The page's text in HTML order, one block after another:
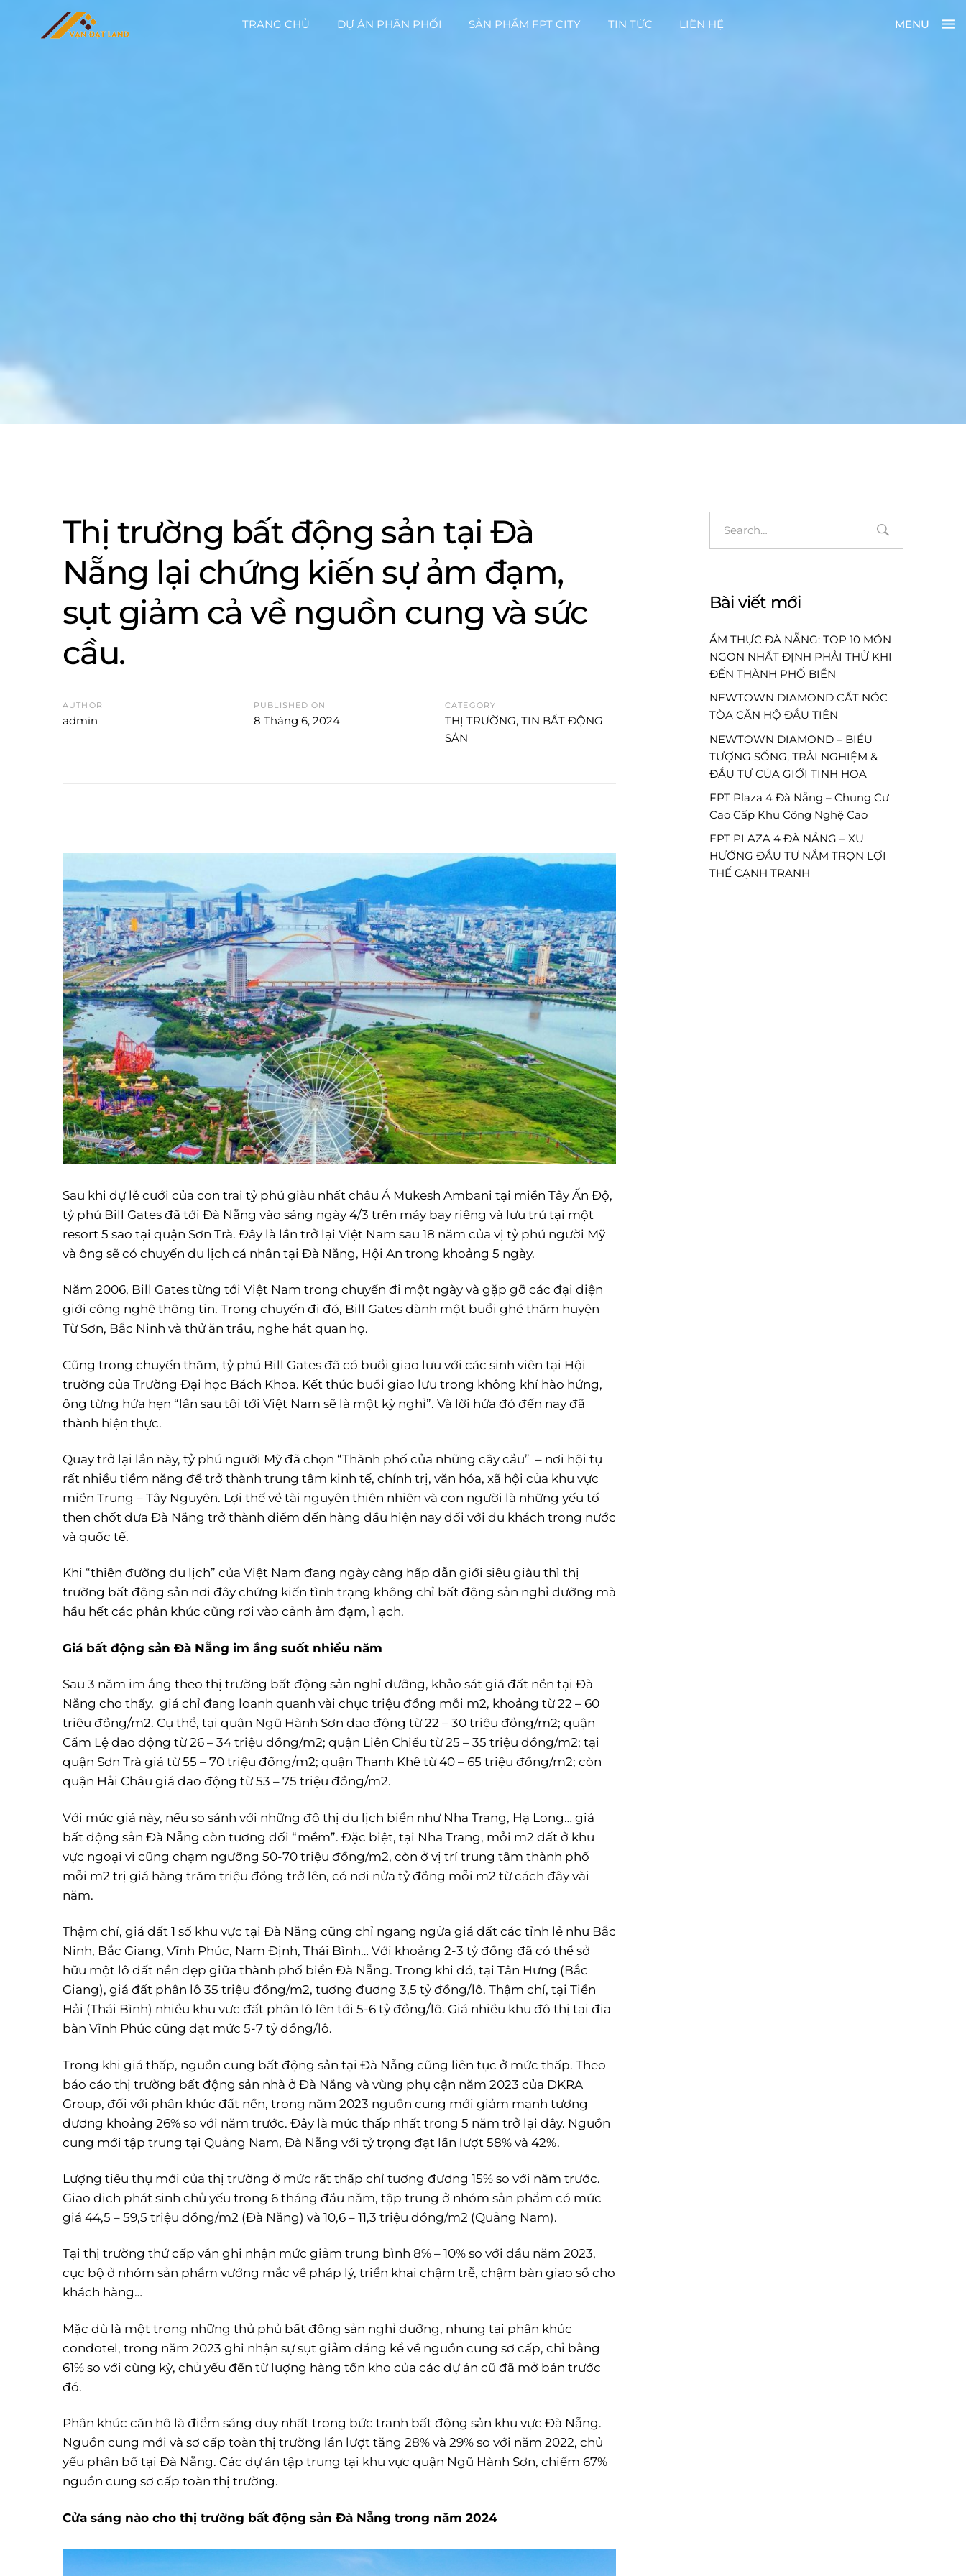
MENU
TRANG CHỦ DỰ ÁN PHÂN PHỐI SẢN PHẨM FPT CITY TIN TỨC LIÊN HỆ
Thị trường bất động sản tại Đà
Nẵng lại chứng kiến sự ảm đạm,
sụt giảm cả về nguồn cung và sức
cầu.
AUTHOR
admin
PUBLISHED ON
8 Tháng 6, 2024
CATEGORY
THỊ TRƯỜNG,TIN BẤT ĐỘNG
SẢN
Sau khi dự lễ cưới của con trai tỷ phú giàu nhất châu Á Mukesh Ambani tại miền Tây Ấn Độ,
tỷ phú Bill Gates đã tới Đà Nẵng vào sáng ngày 4/3 trên máy bay riêng và lưu trú tại một
resort 5 sao tại quận Sơn Trà. Đây là lần trở lại Việt Nam sau 18 năm của vị tỷ phú người Mỹ
và ông sẽ có chuyến du lịch cá nhân tại Đà Nẵng, Hội An trong khoảng 5 ngày.
Năm 2006, Bill Gates từng tới Việt Nam trong chuyến đi một ngày và gặp gỡ các đại diện
giới công nghệ thông tin. Trong chuyến đi đó, Bill Gates dành một buổi ghé thăm huyện
Từ Sơn, Bắc Ninh và thử ăn trầu, nghe hát quan họ.
Cũng trong chuyến thăm, tỷ phú Bill Gates đã có buổi giao lưu với các sinh viên tại Hội
trường của Trường Đại học Bách Khoa. Kết thúc buổi giao lưu trong không khí hào hứng,
ông từng hứa hẹn “lần sau tôi tới Việt Nam sẽ là một kỳ nghỉ”. Và lời hứa đó đến nay đã
thành hiện thực.
Quay trở lại lần này, tỷ phú người Mỹ đã chọn “Thành phố của những cây cầu” – nơi hội tụ
rất nhiều tiềm năng để trở thành trung tâm kinh tế, chính trị, văn hóa, xã hội của khu vực
miền Trung – Tây Nguyên. Lợi thế về tài nguyên thiên nhiên và con người là những yếu tố
then chốt đưa Đà Nẵng trở thành điểm đến hàng đầu hiện nay đối với du khách trong nước
và quốc tế.
Khi “thiên đường du lịch” của Việt Nam đang ngày càng hấp dẫn giới siêu giàu thì thị
trường bất động sản nơi đây chứng kiến tình trạng không chỉ bất động sản nghỉ dưỡng mà
hầu hết các phân khúc cũng rơi vào cảnh ảm đạm, ì ạch.
Giá bất động sản Đà Nẵng im ắng suốt nhiều năm
Sau 3 năm im ắng theo thị trường bất động sản nghỉ dưỡng, khảo sát giá đất nền tại Đà
Nẵng cho thấy, giá chỉ đang loanh quanh vài chục triệu đồng mỗi m2, khoảng từ 22 – 60
triệu đồng/m2. Cụ thể, tại quận Ngũ Hành Sơn dao động từ 22 – 30 triệu đồng/m2; quận
Cẩm Lệ dao động từ 26 – 34 triệu đồng/m2; quận Liên Chiểu từ 25 – 35 triệu đồng/m2; tại
quận Sơn Trà giá từ 55 – 70 triệu đồng/m2; quận Thanh Khê từ 40 – 65 triệu đồng/m2; còn
quận Hải Châu giá dao động từ 53 – 75 triệu đồng/m2.
Với mức giá này, nếu so sánh với những đô thị du lịch biển như Nha Trang, Hạ Long… giá
bất động sản Đà Nẵng còn tương đối “mềm”. Đặc biệt, tại Nha Trang, mỗi m2 đất ở khu
vực ngoại vi cũng chạm ngưỡng 50-70 triệu đồng/m2, còn ở vị trí trung tâm thành phố
mỗi m2 trị giá hàng trăm triệu đồng trở lên, có nơi nửa tỷ đồng mỗi m2 từ cách đây vài
năm.
Thậm chí, giá đất 1 số khu vực tại Đà Nẵng cũng chỉ ngang ngửa giá đất các tỉnh lẻ như Bắc
Ninh, Bắc Giang, Vĩnh Phúc, Nam Định, Thái Bình… Với khoảng 2-3 tỷ đồng đã có thể sở
hữu một lô đất nền đẹp giữa thành phố biển Đà Nẵng. Trong khi đó, tại Tân Hưng (Bắc
Giang), giá đất phân lô 35 triệu đồng/m2, tương đương 3,5 tỷ đồng/lô. Thậm chí, tại Tiền
Hải (Thái Bình) nhiều khu vực đất phân lô lên tới 5-6 tỷ đồng/lô. Giá nhiều khu đô thị tại địa
bàn Vĩnh Phúc cũng đạt mức 5-7 tỷ đồng/lô.
Trong khi giá thấp, nguồn cung bất động sản tại Đà Nẵng cũng liên tục ở mức thấp. Theo
báo cáo thị trường bất động sản nhà ở Đà Nẵng và vùng phụ cận năm 2023 của DKRA
Group, đối với phân khúc đất nền, trong năm 2023 nguồn cung mới giảm mạnh tương
đương khoảng 26% so với năm trước. Đây là mức thấp nhất trong 5 năm trở lại đây. Nguồn
cung mới tập trung tại Quảng Nam, Đà Nẵng với tỷ trọng đạt lần lượt 58% và 42%.
Lượng tiêu thụ mới của thị trường ở mức rất thấp chỉ tương đương 15% so với năm trước.
Giao dịch phát sinh chủ yếu trong 6 tháng đầu năm, tập trung ở nhóm sản phẩm có mức
giá 44,5 – 59,5 triệu đồng/m2 (Đà Nẵng) và 10,6 – 11,3 triệu đồng/m2 (Quảng Nam).
Tại thị trường thứ cấp vẫn ghi nhận mức giảm trung bình 8% – 10% so với đầu năm 2023,
cục bộ ở nhóm sản phẩm vướng mắc về pháp lý, triển khai chậm trễ, chậm bàn giao sổ cho
khách hàng…
Mặc dù là một trong những thủ phủ bất động sản nghỉ dưỡng, nhưng tại phân khúc
condotel, trong năm 2023 ghi nhận sự sụt giảm đáng kể về nguồn cung sơ cấp, chỉ bằng
61% so với cùng kỳ, chủ yếu đến từ lượng hàng tồn kho của các dự án cũ đã mở bán trước
đó.
Phân khúc căn hộ là điểm sáng duy nhất trong bức tranh bất động sản khu vực Đà Nẵng.
Nguồn cung mới và sơ cấp toàn thị trường lần lượt tăng 28% và 29% so với năm 2022, chủ
yếu phân bố tại Đà Nẵng. Các dự án tập trung tại khu vực quận Ngũ Hành Sơn, chiếm 67%
nguồn cung sơ cấp toàn thị trường.
Cửa sáng nào cho thị trường bất động sản Đà Nẵng trong năm 2024
Bài viết mới
ẨM THỰC ĐÀ NẴNG: TOP 10 MÓN
NGON NHẤT ĐỊNH PHẢI THỬ KHI
ĐẾN THÀNH PHỐ BIỂN
NEWTOWN DIAMOND CẤT NÓC
TÒA CĂN HỘ ĐẦU TIÊN
NEWTOWN DIAMOND – BIỂU
TƯỢNG SỐNG, TRẢI NGHIỆM &
ĐẦU TƯ CỦA GIỚI TINH HOA
FPT Plaza 4 Đà Nẵng – Chung Cư
Cao Cấp Khu Công Nghệ Cao
FPT PLAZA 4 ĐÀ NẴNG – XU
HƯỚNG ĐẦU TƯ NẮM TRỌN LỢI
THẾ CẠNH TRANH